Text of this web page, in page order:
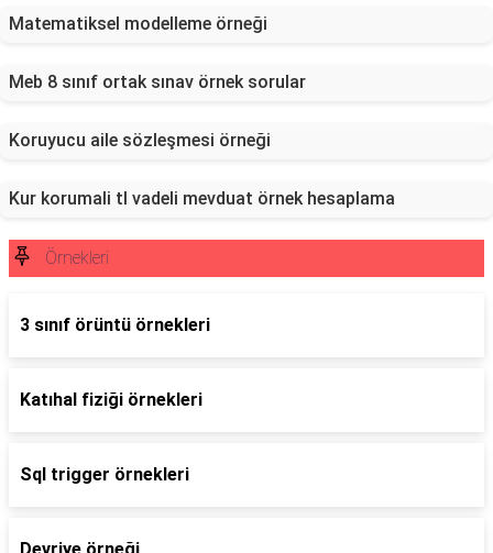
Matematiksel modelleme örneği
Meb 8 sınıf ortak sınav örnek sorular
Koruyucu aile sözleşmesi örneği
Kur korumali tl vadeli mevduat örnek hesaplama
Örnekleri
3 sınıf örüntü örnekleri
Katıhal fiziği örnekleri
Sql trigger örnekleri